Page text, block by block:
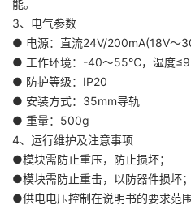
能。
3、电气参数
● 电源：直流24V/200mA(18V～
● 工作环境：-40～55℃，湿度
● 防护等级：IP20
● 安装方式：35mm导轨
● 重量：500g
4、运行维护及注意事项
●模块需防止重压，防止损坏；
●模块需防止重击，以防器件损坏；
●供电电压控制在说明书的要求范